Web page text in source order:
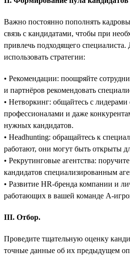
Важно постоянно пополнять
связь с кандидатами, чтобы при
привлечь подходящего
использовать стратегии:
• Рекомендации: поощряйте
и партнёров рекомендовать
• Нетворкинг: общайтесь с лидерами
профессионалами и даже
нужных кандидатов.
• Headhunting: обращайтесь к
работают, они могут быть открыты
• Рекрутинговые агентства:
кандидатов специализированным
• Развитие HR-бренда компании и
работающих в вашей команде A-
III. Отбор.
Проведите тщательную оценку
точные данные об их предыдущем